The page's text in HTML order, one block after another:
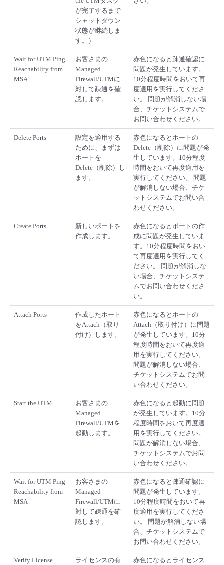
が完了するまで
シャットダウン
状態が継続しま
す。）
Wait for UTM Ping
Reachability from
MSA
お客さまの
Managed
Firewall/UTMに
対して疎通を確
認します。
赤色になると疎通確認に
問題が発生しています。
10分程度時間をおいて再
度適用を実行してくださ
い。 問題が解消しない場
合、チケットシステムで
お問い合わせください。
Delete Ports
設定を適用する
ために、まずは
ポートを
Delete（削除）し
ます。
赤色になるとポートの
Delete（削除）に問題が発
生しています。10分程度
時間をおいて再度適用を
実行してください。 問題
が解消しない場合、チケ
ットシステムでお問い合
わせください。
Create Ports
新しいポートを
作成します。
赤色になるとポートの作
成に問題が発生していま
す。10分程度時間をおい
て再度適用を実行してく
ださい。 問題が解消しな
い場合、チケットシステ
ムでお問い合わせくださ
い。
Attach Ports
作成したポート
をAttach（取り
付け）します。
赤色になるとポートの
Attach（取り付け）に問題
が発生しています。10分
程度時間をおいて再度適
用を実行してください。
問題が解消しない場合、
チケットシステムでお問
い合わせください。
Start the UTM
お客さまの
Managed
Firewall/UTMを
起動します。
赤色になると起動に問題
が発生しています。10分
程度時間をおいて再度適
用を実行してください。
問題が解消しない場合、
チケットシステムでお問
い合わせください。
Wait for UTM Ping
Reachability from
MSA
お客さまの
Managed
Firewall/UTMに
対して疎通を確
認します。
赤色になると疎通確認に
問題が発生しています。
10分程度時間をおいて再
度適用を実行してくださ
い。 問題が解消しない場
合、チケットシステムで
お問い合わせください。
Verify License
ライセンスの有
赤色になるとライセンス